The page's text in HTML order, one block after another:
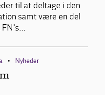
til at deltage i den
samt være en del
FN's…
• Nyheder